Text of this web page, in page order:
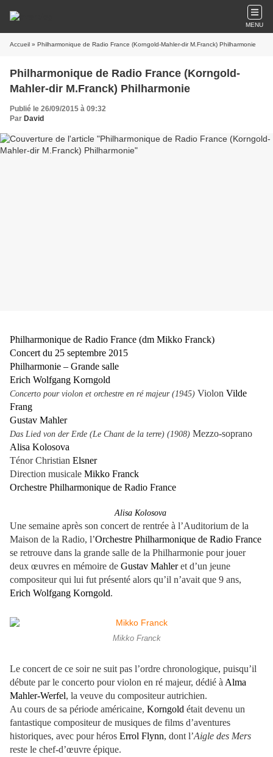
MENU
Accueil » Philharmonique de Radio France (Korngold-Mahler-dir M.Franck) Philharmonie
Philharmonique de Radio France (Korngold-
Mahler-dir M.Franck) Philharmonie
Publié le 26/09/2015 à 09:32
Par David
Philharmonique de Radio France (dm Mikko Franck)
Concert du 25 septembre 2015
Philharmonie – Grande salle
Erich Wolfgang Korngold
Concerto pour violon et orchestre en ré majeur (1945) Violon Vilde
Frang
Gustav Mahler
Das Lied von der Erde (Le Chant de la terre) (1908) Mezzo-soprano
Alisa Kolosova
Ténor Christian Elsner
Direction musicale Mikko Franck
Orchestre Philharmonique de Radio France
Alisa Kolosova
Une semaine après son concert de rentrée à l’Auditorium de la
Maison de la Radio, l’Orchestre Philharmonique de Radio France
se retrouve dans la grande salle de la Philharmonie pour jouer
deux œuvres en mémoire de Gustav Mahleret d’un jeune
compositeur qui lui fut présenté alors qu’il n’avait que 9 ans,
Erich Wolfgang Korngold.
Mikko Franck
Le concert de ce soir ne suit pas l’ordre chronologique, puisqu’il
débute par le concerto pour violon en ré majeur, dédié à Alma
Mahler-Werfel, la veuve du compositeur autrichien.
Au cours de sa période américaine, Korngold était devenu un
fantastique compositeur de musiques de films d’aventures
historiques, avec pour héros Errol Flynn, dont l’Aigle des Mers
reste le chef-d’œuvre épique.